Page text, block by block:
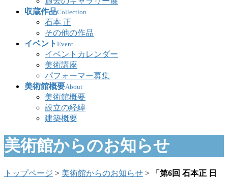
収蔵作品Collection
石本 正
その他の作品
イベント Event
イベントカレンダー
美術講座
パフォーマー募集
美術館概要About
美術館概要
設立の経緯
建築概要
美術館からのお知らせ
トップページ > 美術館からのお知らせ >
「第6回 石本正 日